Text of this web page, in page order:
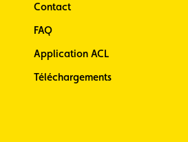
Contact
FAQ
Application ACL
Téléchargements